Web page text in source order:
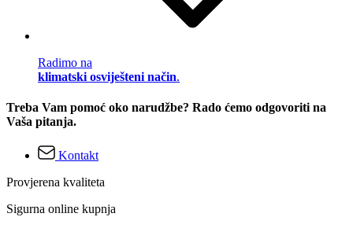
Radimo na
klimatski osviješteni način.
Treba Vam pomoć oko narudžbe? Rado ćemo odgovoriti na
Vaša pitanja.
Kontakt
Provjerena kvaliteta
Sigurna online kupnja